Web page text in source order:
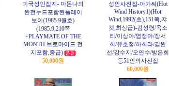
미국성인잡지- 마돈나의
완전누드포함된플레이
보이(1985.9월호)
(1985.9,210쪽
+PLAYMATE OF THE
MONTH 브로마이드 전
지포함,중급)
50,000원
성인사진집-아가씨(Hot
Wind History1)(Hot
Wind,1992(초),151쪽,쟈
켓,최상급)-김성령/옥소
리/이상아/염정아/장서
희/유호정/하희라/김완
선/강수지/오연수/방은희
등51인의사진집
60,000원